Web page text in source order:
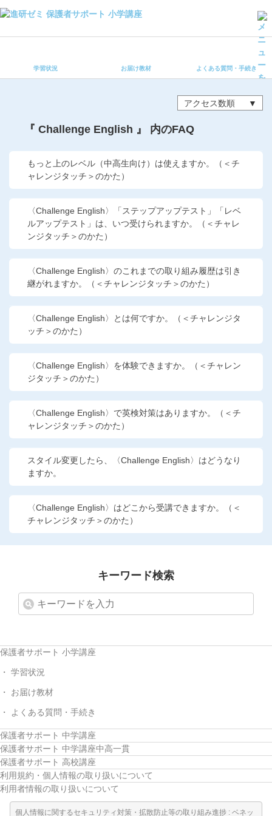
よくある質問・手続き
登録情報の変更・各種お手続き
お客様サポート(手続き・照会)
よくある質問・お問い合わせ
カテゴリーから探す
他の講座のよくある質問・手続きはこちら
進研ゼミ 中学講座
進研ゼミ 中学講座 中高一貫
進研ゼミ 高校講座
進研ゼミ小学講座のご紹介はこちら
学習状況 お届け教材 よくある質問・手続き
アクセス数順
『 Challenge English 』 内のFAQ
もっと上のレベル（中高生向け）は使えますか。（＜チ
ャレンジタッチ＞のかた）
〈Challenge English〉「ステップアップテスト」「レベ
ルアップテスト」は、いつ受けられますか。（＜チャレ
ンジタッチ＞のかた）
〈Challenge English〉のこれまでの取り組み履歴は引き
継がれますか。（＜チャレンジタッチ＞のかた）
〈Challenge English〉とは何ですか。（＜チャレンジタ
ッチ＞のかた）
〈Challenge English〉を体験できますか。（＜チャレン
ジタッチ＞のかた）
〈Challenge English〉で英検対策はありますか。（＜チ
ャレンジタッチ＞のかた）
スタイル変更したら、〈Challenge English〉はどうなり
ますか。
〈Challenge English〉はどこから受講できますか。（＜
チャレンジタッチ＞のかた）
キーワード検索
保護者サポート 小学講座
学習状況
お届け教材
よくある質問・手続き
保護者サポート 中学講座
保護者サポート 中学講座中高一貫
保護者サポート 高校講座
利用規約・個人情報の取り扱いについて
利用者情報の取り扱いについて
個人情報に関するセキュリティ対策・拡散防止等の取り組み進捗 : ベネッ